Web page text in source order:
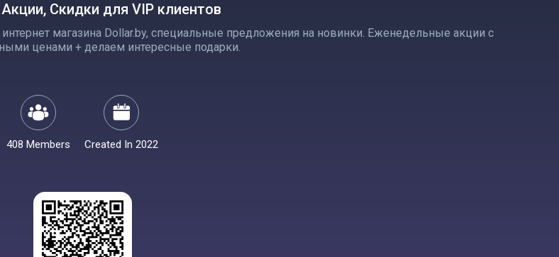
Скидки для VIP клиентов
магазина Dollar.by, специальные предложения на новинки. Еженедельные акции с
ценами + делаем интересные подарки.
408 Members Created In 2022